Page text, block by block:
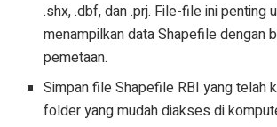
.shx, .dbf, dan .prj. File-file ini penting
menampilkan data Shapefile dengan
pemetaan.
Simpan file Shapefile RBI yang telah
folder yang mudah diakses di